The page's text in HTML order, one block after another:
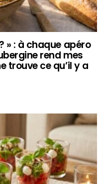
» : à chaque apéro
rend mes
trouve ce qu’il y a